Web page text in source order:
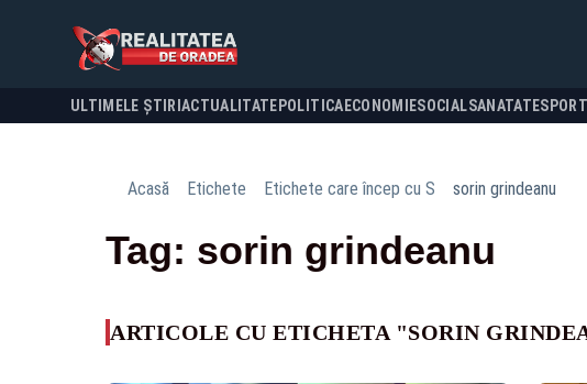
ULTIMELE ȘTIRI ACTUALITATE POLITICA ECONOMIESOCIALSANATATESPORT
Acasă Etichete Etichete care încep cu S sorin grindeanu
Tag: sorin grindeanu
ARTICOLE CU ETICHETA "SORIN